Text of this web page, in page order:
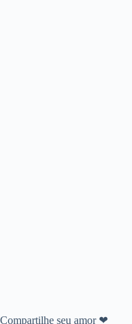
Compartilhe seu amor ❤